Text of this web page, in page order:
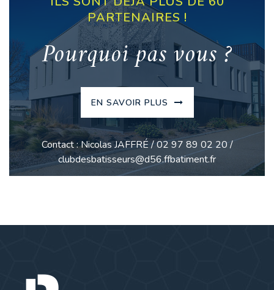
PARTENAIRES !
Pourquoi pas vous ?
EN SAVOIR PLUS
Contact : Nicolas JAFFRÉ / 02 97 89 02 20 /
clubdesbatisseurs@d56.ffbatiment.fr